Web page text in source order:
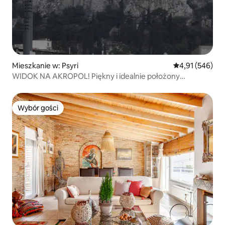
Mieszkanie w: Psyri Średnia
4,91 (546)
WIDOK NA AKROPOL! Piękny i idealnie położony
Wybór gości
Wybór gości